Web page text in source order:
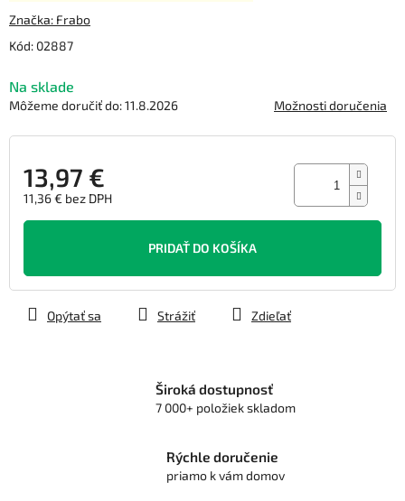
Kód: 02887
Na sklade
Môžeme doručiť do:11.8.2026 Možnosti doručenia
13,97 €
11,36 € bez DPH
Jednotková
PRIDAŤ DO KOŠÍKA
Opýtať sa Strážiť Zdieľať
produktu
0,0
5
hviezdičiek.
Značka: Frabo
Široká dostupnosť
7 000+ položiek skladom
Rýchle doručenie
priamo k vám domov